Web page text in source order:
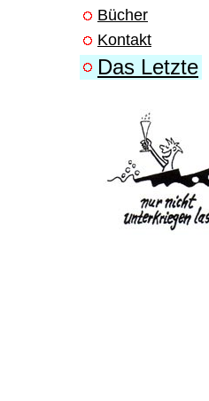
Bücher
Kontakt
Das Letzte